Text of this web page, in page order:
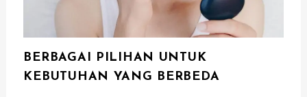
BERBAGAI PILIHAN UNTUK
KEBUTUHAN YANG BERBEDA